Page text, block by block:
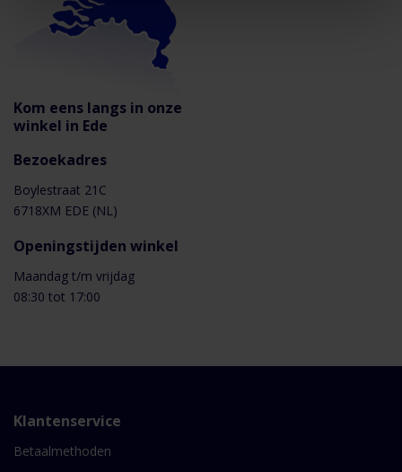
Kom eens langs in onze
winkel in Ede
Bezoekadres
Boylestraat 21C
6718XM EDE (NL)
Openingstijden winkel
Maandag t/m vrijdag
08:30 tot 17:00
Klantenservice
Betaalmethoden